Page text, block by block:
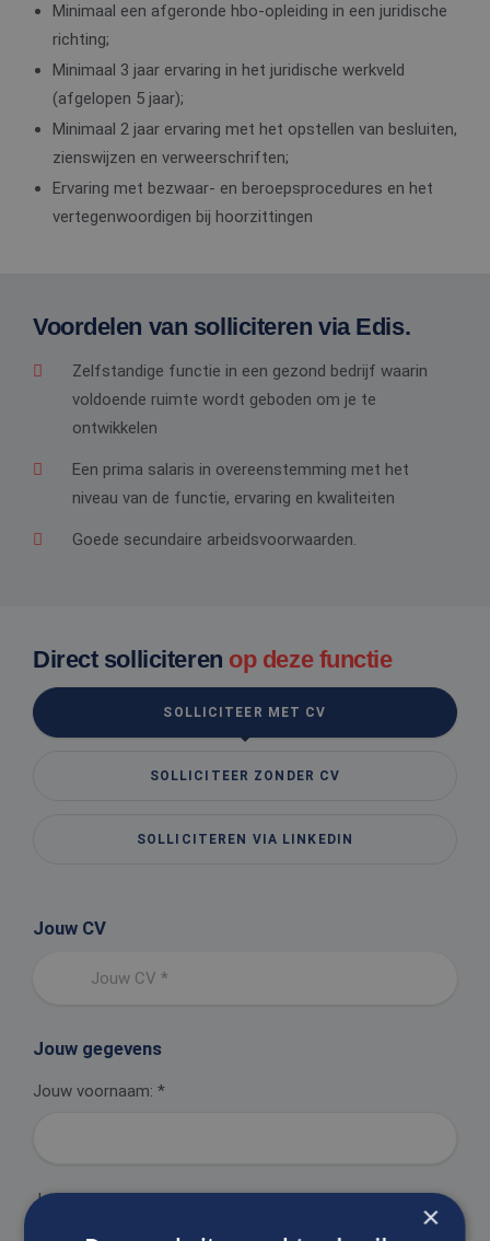
Minimaal een afgeronde hbo-opleiding in een juridische
richting;
Minimaal 3 jaar ervaring in het juridische werkveld
(afgelopen 5 jaar);
Minimaal 2 jaar ervaring met het opstellen van besluiten,
zienswijzen en verweerschriften;
Ervaring met bezwaar- en beroepsprocedures en het
vertegenwoordigen bij hoorzittingen
Voordelen van solliciteren via Edis.
Zelfstandige functie in een gezond bedrijf waarin
voldoende ruimte wordt geboden om je te
ontwikkelen
Een prima salaris in overeenstemming met het
niveau van de functie, ervaring en kwaliteiten
Goede secundaire arbeidsvoorwaarden.
Direct solliciteren op deze functie
SOLLICITEER MET CV
SOLLICITEER ZONDER CV
SOLLICITEREN VIA LINKEDIN
Jouw CV
Jouw CV *
Jouw gegevens
Jouw voornaam: *
Jouw achternaam:* ×